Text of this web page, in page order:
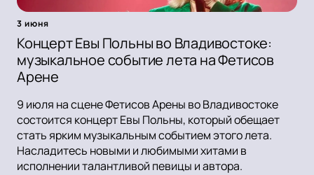
3 июня
Концерт Евы Польны во Владивостоке:
музыкальное событие лета на Фетисов
Арене
9 июля на сцене Фетисов Арены во Владивостоке
состоится концерт Евы Польны, который обещает
стать ярким музыкальным событием этого лета.
Насладитесь новыми и любимыми хитами в
исполнении талантливой певицы и автора.